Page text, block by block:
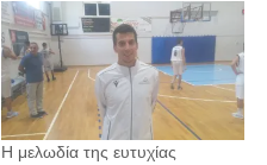
Η μελωδία της ευτυχίας